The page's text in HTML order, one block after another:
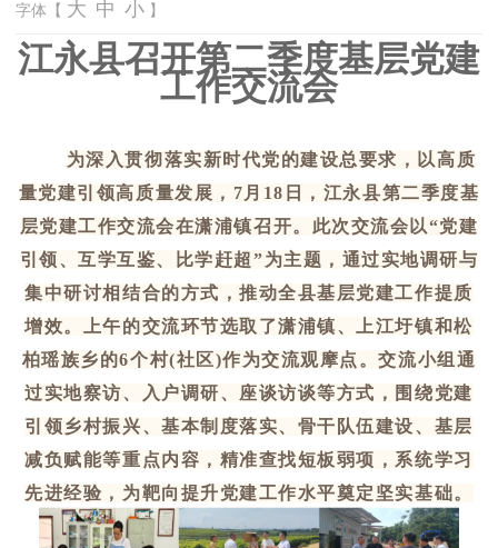
字体【 大 中 小 】
江永县召开第二季度基层党建
工作交流会
为深入贯彻落实新时代党的建设总要求，以高质
量党建引领高质量发展， 7月18日，江永县第二季度基
层党建工作交流会在潇浦镇召开。此次交流会以“党建
引领、互学互鉴、比学赶超”为主题，通过实地调研与
集中研讨相结合的方式，推动全县基层党建工作提质
增效。上午的交流环节选取了潇浦镇、上江圩镇和松
柏瑶族乡的6个村(社区)作为交流观摩点。交流小组通
过实地察访、入户调研、座谈访谈等方式，围绕党建
引领乡村振兴、基本制度落实、骨干队伍建设、基层
减负赋能等重点内容，精准查找短板弱项，系统学习
先进经验，为靶向提升党建工作水平奠定坚实基础。